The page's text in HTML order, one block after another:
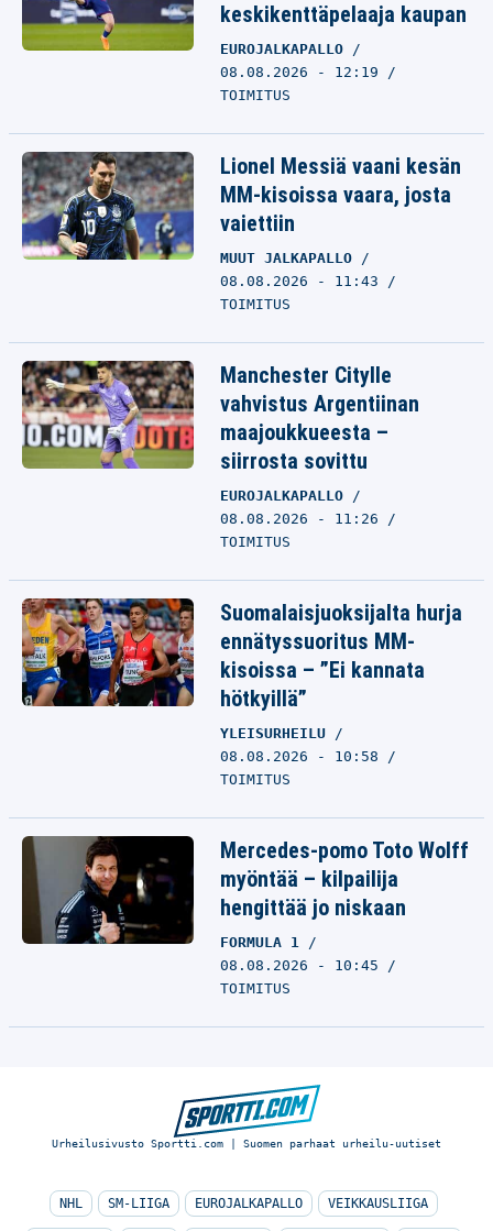
keskikenttäpelaaja kaupan
EUROJALKAPALLO
08.08.2026 - 12:19
TOIMITUS
Lionel Messiä vaani kesän
MM-kisoissa vaara, josta
vaiettiin
MUUT JALKAPALLO
08.08.2026 - 11:43
TOIMITUS
Manchester Citylle
vahvistus Argentiinan
maajoukkueesta –
siirrosta sovittu
EUROJALKAPALLO
08.08.2026 - 11:26
TOIMITUS
Suomalaisjuoksijalta hurja
ennätyssuoritus MM-
kisoissa – ”Ei kannata
hötkyillä”
YLEISURHEILU
08.08.2026 - 10:58
TOIMITUS
Mercedes-pomo Toto Wolff
myöntää – kilpailija
hengittää jo niskaan
FORMULA 1
08.08.2026 - 10:45
TOIMITUS
Urheilusivusto Sportti.com | Suomen parhaat urheilu-uutiset
NHL SM-LIIGA EUROJALKAPALLO VEIKKAUSLIIGA